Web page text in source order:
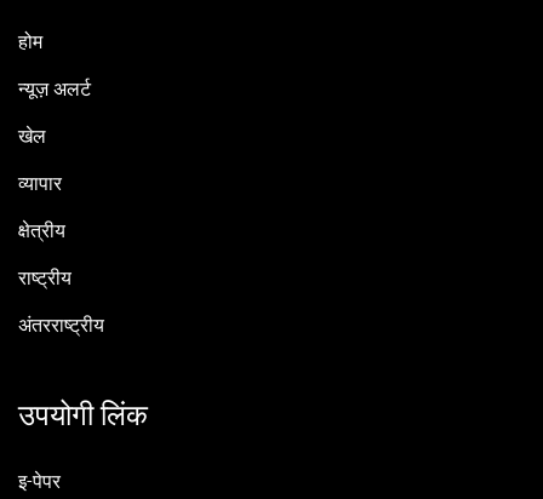
होम
न्यूज़ अलर्ट
खेल
व्यापार
क्षेत्रीय
राष्ट्रीय
अंतरराष्ट्रीय
उपयोगी लिंक
इ-पेपर